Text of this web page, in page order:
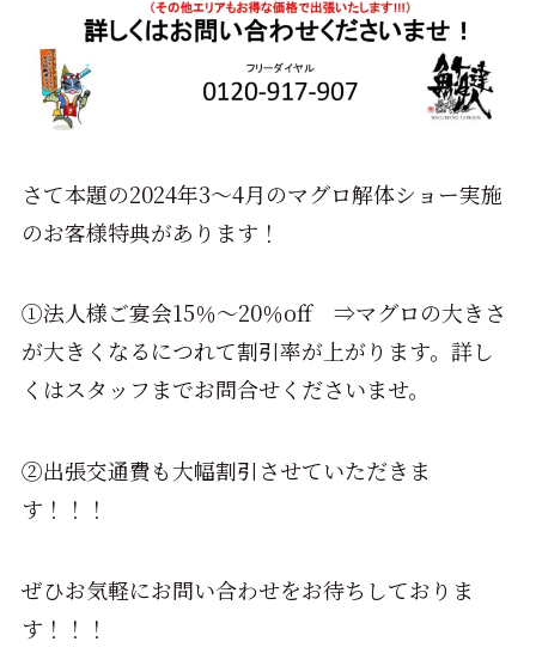
さて本題の2024年3～4月のマグロ解体ショー実施
のお客様特典があります！
①法人様ご宴会15％～20％off ⇒マグロの大きさ
が大きくなるにつれて割引率が上がります。詳し
くはスタッフまでお問合せくださいませ。
②出張交通費も大幅割引させていただきま
す！！！
ぜひお気軽にお問い合わせをお待ちしておりま
す！！！